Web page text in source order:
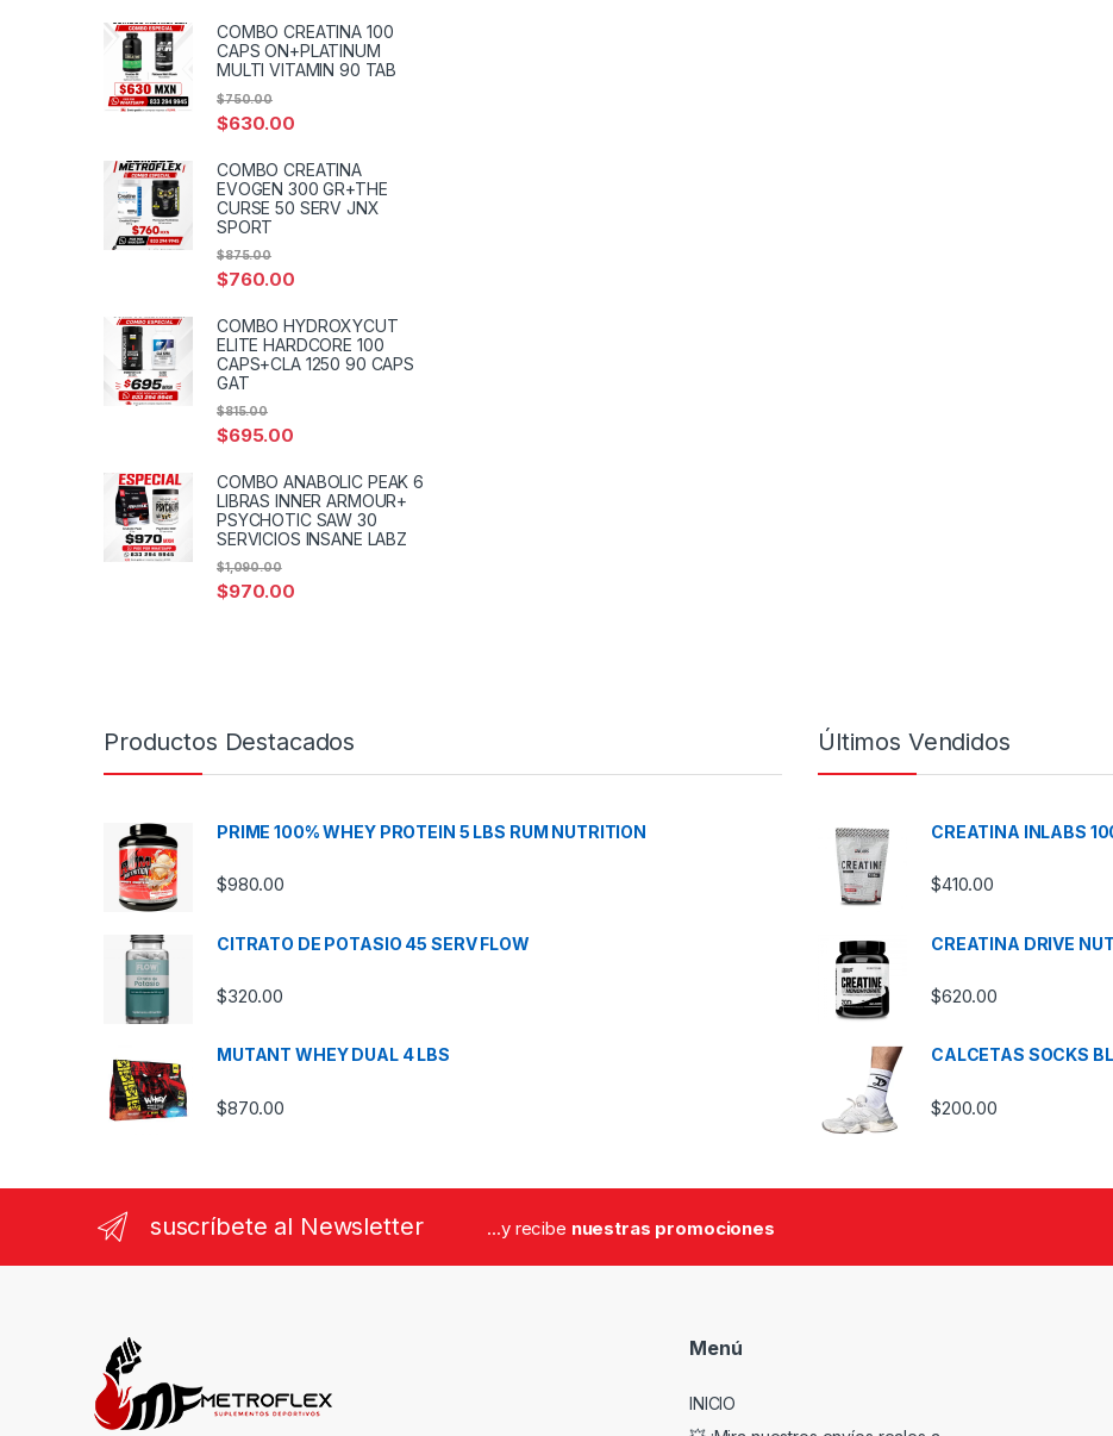
COMBO CREATINA 100
CAPS ON+PLATINUM
MULTI VITAMIN 90 TAB
$630.00
$750.00
COMBO CREATINA
EVOGEN 300 GR+THE
CURSE 50 SERV JNX
SPORT
$760.00
$875.00
COMBO HYDROXYCUT
ELITE HARDCORE 100
CAPS+CLA 1250 90 CAPS
GAT
$695.00
$815.00
COMBO ANABOLIC PEAK 6
LIBRAS INNER ARMOUR+
PSYCHOTIC SAW 30
SERVICIOS INSANE LABZ
$970.00
$1,090.00
Productos Destacados
PRIME 100% WHEY PROTEIN 5 LBS RUM NUTRITION
$980.00
CITRATO DE POTASIO 45 SERV FLOW
$320.00
MUTANT WHEY DUAL 4 LBS
$870.00
Últimos Vendidos
CREATINA INLABS
$410.00
CREATINA DRIVE
$620.00
CALCETAS SOCKS
$200.00
suscríbete al Newsletter ...y recibe nuestras promociones
Menú
INICIO